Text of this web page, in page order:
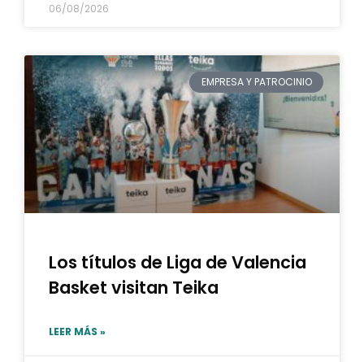
06/08/2026
EMPRESA Y PATROCINIO
Los títulos de Liga de Valencia
Basket visitan Teika
LEER MÁS »